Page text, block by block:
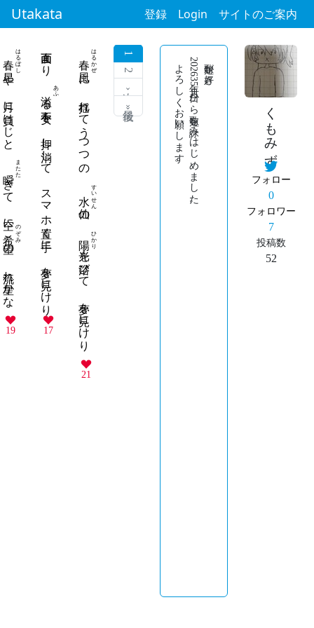
Utakata 登録 Login サイトのご案内
くもみず
フォロー
0
フォロワー
7
投稿数
52
短歌が好き。
2026年3月5日から短歌を詠みはじめました。
よろしくお願いします。
1
2
次 ›
最後 »
春風 はるかぜ
に 揺れてうつつの
水仙 すいせん
の
ひかり
を浴びて 夢を見にけり
21
画面より
あふ
る不安を 押し消して スマホ置く手に 夢を見にけり
17
春星 はるぼし
や 月に負けじと
またた
きて 空に
希望 のぞみ
の 流れ星かな
19